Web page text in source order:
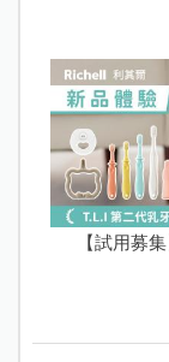
【試用募